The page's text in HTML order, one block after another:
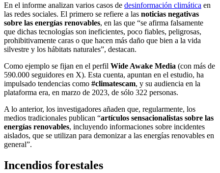
En el informe analizan varios casos de desinformación climática en
las redes sociales. El primero se refiere a las noticias negativas
sobre las energías renovables, en las que “se afirma falsamente
que dichas tecnologías son ineficientes, poco fiables, peligrosas,
prohibitivamente caras o que hacen más daño que bien a la vida
silvestre y los hábitats naturales”, destacan.
Como ejemplo se fijan en el perfil Wide Awake Media (con más de
590.000 seguidores en X). Esta cuenta, apuntan en el estudio, ha
impulsado tendencias como #climatescam, y su audiencia en la
plataforma era, en marzo de 2023, de sólo 322 personas.
A lo anterior, los investigadores añaden que, regularmente, los
medios tradicionales publican “artículos sensacionalistas sobre las
energías renovables, incluyendo informaciones sobre incidentes
aislados, que se utilizan para demonizar a las energías renovables en
general”.
Incendios forestales